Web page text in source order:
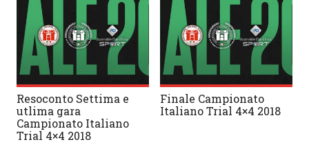
Resoconto Settima e
utlima gara
Campionato Italiano
Trial 4×4 2018
Finale Campionato
Italiano Trial 4×4 2018